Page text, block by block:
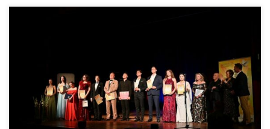
Konkursu Wokalnego „Bella Voce”, który od lat gromadzi w Busku-
Zdroju utalentowanych śpiewaków z kraju i zagranicy. Wydarzenie
zostało zorganizowane przez Stowarzyszenie „Voce”, Buskie
Samorządowe Centrum Kultury oraz Polskie Stowarzyszenie
Pedagogów Śpiewu. Tegoroczne konkursowe dni były prawdziwą
ucztą dla miłośników muzyki – […]